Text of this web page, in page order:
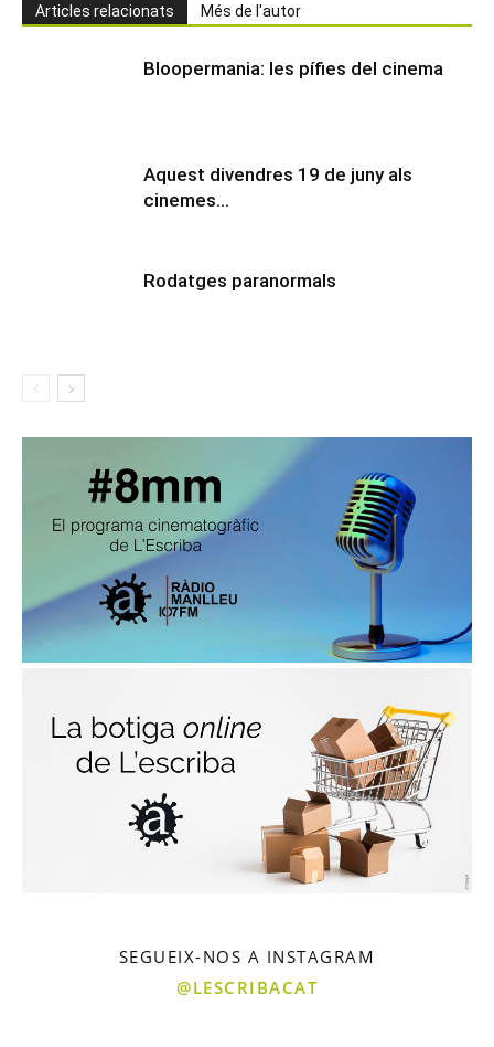
Articles relacionats Més de l'autor
Bloopermania: les pífies del cinema
Aquest divendres 19 de juny als
cinemes…
Rodatges paranormals
SEGUEIX-NOS A INSTAGRAM
@LESCRIBACAT